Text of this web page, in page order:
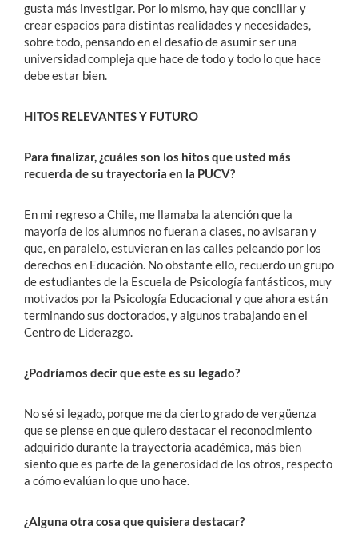
gusta más investigar. Por lo mismo, hay que conciliar y
crear espacios para distintas realidades y necesidades,
sobre todo, pensando en el desafío de asumir ser una
universidad compleja que hace de todo y todo lo que hace
debe estar bien.
HITOS RELEVANTES Y FUTURO
Para finalizar, ¿cuáles son los hitos que usted más
recuerda de su trayectoria en la PUCV?
En mi regreso a Chile, me llamaba la atención que la
mayoría de los alumnos no fueran a clases, no avisaran y
que, en paralelo, estuvieran en las calles peleando por los
derechos en Educación. No obstante ello, recuerdo un grupo
de estudiantes de la Escuela de Psicología fantásticos, muy
motivados por la Psicología Educacional y que ahora están
terminando sus doctorados, y algunos trabajando en el
Centro de Liderazgo.
¿Podríamos decir que este es su legado?
No sé si legado, porque me da cierto grado de vergüenza
que se piense en que quiero destacar el reconocimiento
adquirido durante la trayectoria académica, más bien
siento que es parte de la generosidad de los otros, respecto
a cómo evalúan lo que uno hace.
¿Alguna otra cosa que quisiera destacar?